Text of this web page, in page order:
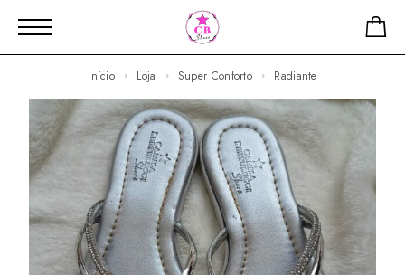
Início Loja Super Conforto Radiante